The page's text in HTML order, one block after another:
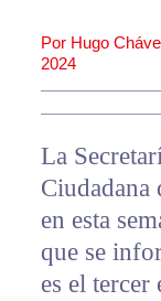
Por Hugo
2024
La
en esta
que se
es el tercer